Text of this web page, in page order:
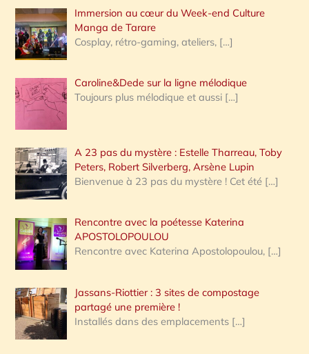
:
Immersion au cœur du Week-end Culture
Manga de Tarare
Cosplay, rétro-gaming, ateliers, […]
Caroline&Dede sur la ligne mélodique
Toujours plus mélodique et aussi […]
A 23 pas du mystère : Estelle Tharreau, Toby
Peters, Robert Silverberg, Arsène Lupin
Bienvenue à 23 pas du mystère ! Cet été […]
Rencontre avec la poétesse Katerina
APOSTOLOPOULOU
Rencontre avec Katerina Apostolopoulou, […]
Jassans-Riottier : 3 sites de compostage
partagé une première !
Installés dans des emplacements […]